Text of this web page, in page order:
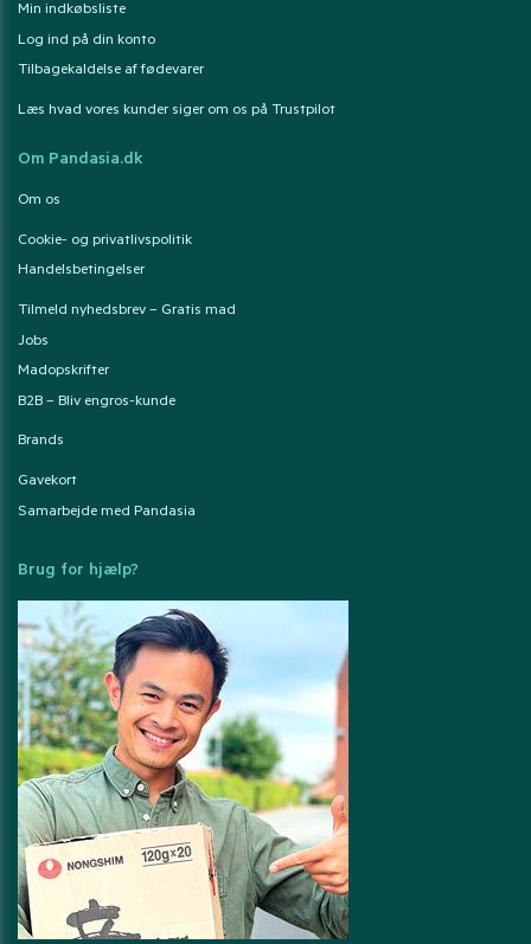
Min indkøbsliste
Log ind på din konto
Tilbagekaldelse af fødevarer
Læs hvad vores kunder siger om os på Trustpilot
Om Pandasia.dk
Om os
Cookie- og privatlivspolitik
Handelsbetingelser
Tilmeld nyhedsbrev – Gratis mad
Jobs
Madopskrifter
B2B – Bliv engros-kunde
Brands
Gavekort
Samarbejde med Pandasia
Brug for hjælp?